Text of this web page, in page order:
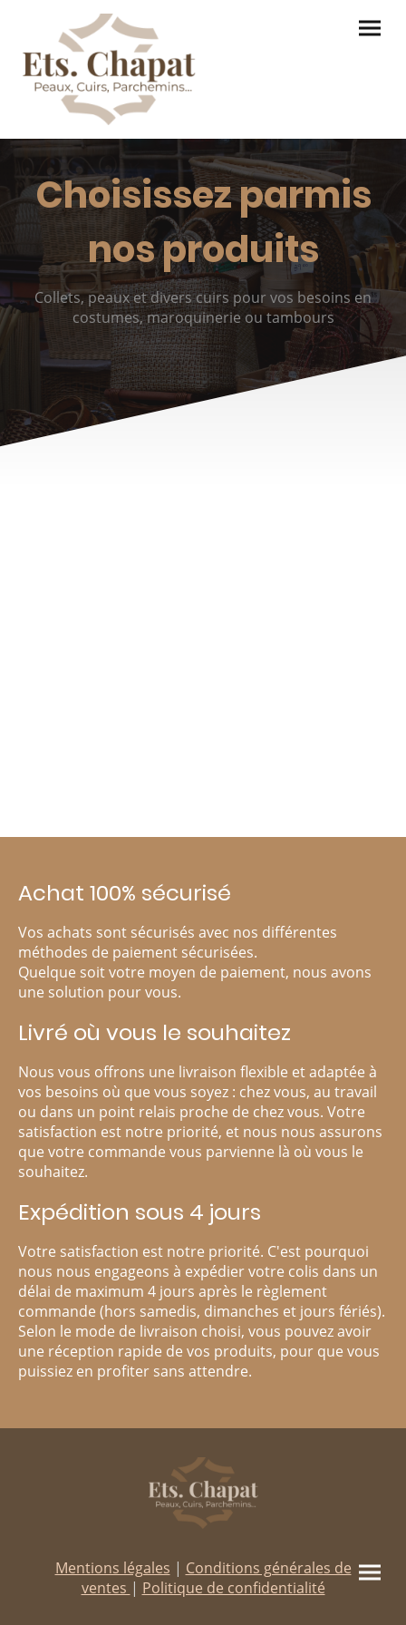
Choisissez parmis
nos produits
Collets, peaux et divers cuirs pour vos besoins en
costumes, maroquinerie ou tambours
Achat 100% sécurisé
Vos achats sont sécurisés avec nos différentes
méthodes de paiement sécurisées.
Quelque soit votre moyen de paiement, nous avons
une solution pour vous.
Livré où vous le souhaitez
Nous vous offrons une livraison flexible et adaptée à
vos besoins où que vous soyez : chez vous, au travail
ou dans un point relais proche de chez vous. Votre
satisfaction est notre priorité, et nous nous assurons
que votre commande vous parvienne là où vous le
souhaitez.
Expédition sous 4 jours
Votre satisfaction est notre priorité. C'est pourquoi
nous nous engageons à expédier votre colis dans un
délai de maximum 4 jours après le règlement
commande (hors samedis, dimanches et jours fériés).
Selon le mode de livraison choisi, vous pouvez avoir
une réception rapide de vos produits, pour que vous
puissiez en profiter sans attendre.
Mentions légales | Conditions générales de
ventes | Politique de confidentialité